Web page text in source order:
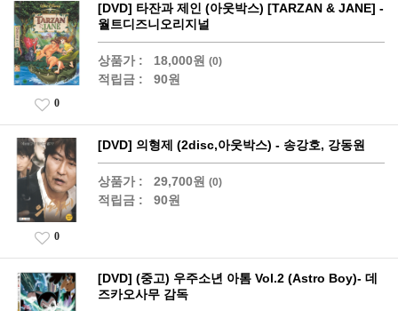
[DVD] 타잔과 제인 (아웃박스) [TARZAN & JANE] -
월트디즈니오리지널
상품가 : 18,000원 (0)
적립금 : 90원
0
[DVD] 의형제 (2disc,아웃박스) - 송강호, 강동원
상품가 : 29,700원 (0)
적립금 : 90원
0
[DVD] (중고) 우주소년 아톰 Vol.2 (Astro Boy)- 데
즈카오사무 감독